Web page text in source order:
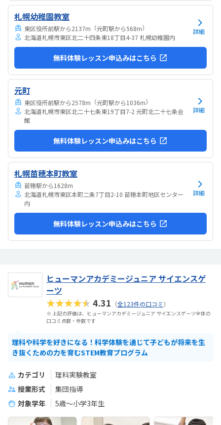
札幌幼稚園教室
東区役所前駅から2137m （元町駅から568m）
北海道札幌市東区北二十四条東18丁目4-37 札幌幼稚園内
詳細
無料体験レッスン申込みはこちら
元町
東区役所前駅から2578m （元町駅から1036m）
北海道札幌市東区北二十七条東19丁目7-2 元町北二十七条会
館
詳細
無料体験レッスン申込みはこちら
札幌苗穂本町教室
苗穂駅から1628m
北海道札幌市東区本町二条7丁目2-10 苗穂本町地区センター
内
詳細
無料体験レッスン申込みはこちら
ヒューマンアカデミージュニア サイエンスゲ
ーツ
★★★★★4.31 （全123件の口コミ）
※ 上記の評価は、ヒューマンアカデミージュニア サイエンスゲーツ全体の
口コミ点数・件数です
理科や科学を好きになる！科学体験を通じて子どもが将来を生
き抜くための力を育むSTEM教育プログラム
カテゴリ
理科実験教室
授業形式
集団指導
対象学年
5歳〜小学3年生